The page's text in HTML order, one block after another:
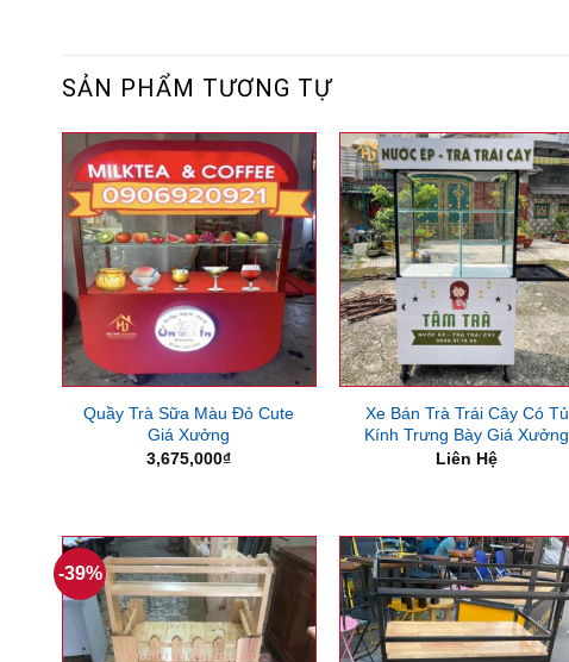
SẢN PHẨM TƯƠNG TỰ
Quầy Trà Sữa Màu Đỏ Cute
Giá Xưởng
3,675,000₫
Xe Bán Trà Trái Cây Có Tủ
Kính Trưng Bày Giá Xưởng
Liên Hệ
-39%